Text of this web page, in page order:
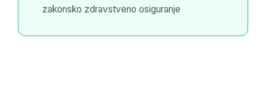
zakonsko zdravstveno osiguranje
Slovenščina
Magyar